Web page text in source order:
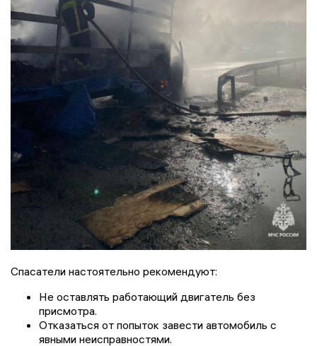
Спасатели настоятельно рекомендуют:
Не оставлять работающий двигатель без
присмотра.
Отказаться от попыток завести автомобиль с
явными неисправностями.